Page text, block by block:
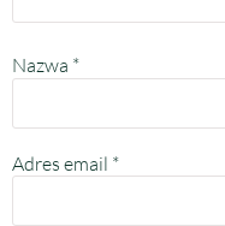
Nazwa *
Adres email *